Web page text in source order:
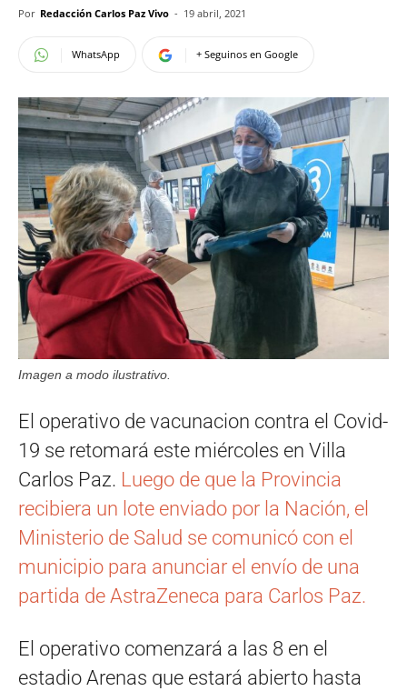
Por Redacción Carlos Paz Vivo - 19 abril, 2021
WhatsApp + Seguinos en Google
Imagen a modo ilustrativo.
El operativo de vacunacion contra el Covid-
19 se retomará este miércoles en Villa
Carlos Paz. Luego de que la Provincia
recibiera un lote enviado por la Nación, el
Ministerio de Salud se comunicó con el
municipio para anunciar el envío de una
partida de AstraZeneca para Carlos Paz.
El operativo comenzará a las 8 en el
estadio Arenas que estará abierto hasta